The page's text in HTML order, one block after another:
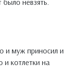
было невзять.
и муж приносил и
и котлетки на